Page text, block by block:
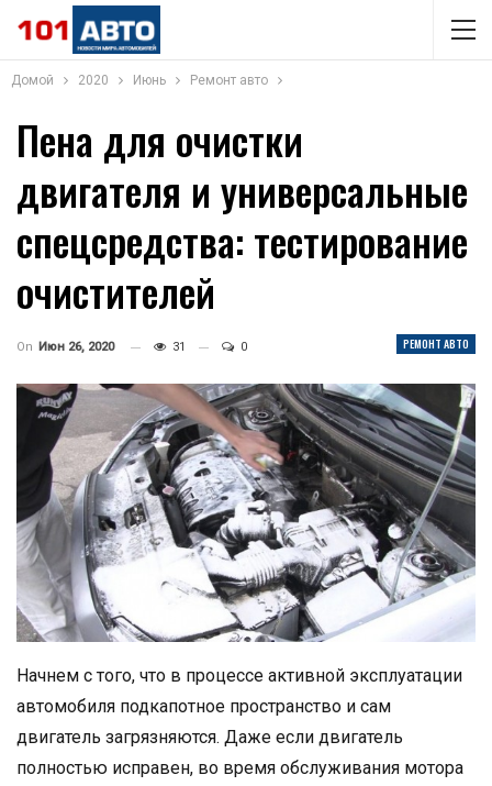
Домой 2020 Июнь Ремонт авто
Пена для очистки
двигателя и универсальные
спецсредства: тестирование
очистителей
РЕМОНТ АВТО
On Июн 26, 2020 31 0
Начнем с того, что в процессе активной эксплуатации
автомобиля подкапотное пространство и сам
двигатель загрязняются. Даже если двигатель
полностью исправен, во время обслуживания мотора